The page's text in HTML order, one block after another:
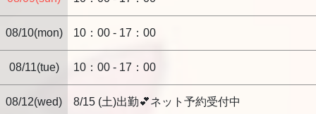
틀림없이 지금까지 중 가장 행복한 서비스와 좋은 스
태프를 만난 최고의 하루가 되었습니다.
꼭 다시 유이 씨에게 부탁드리고 싶으니 가까운 시일
2026/06/12
08/10(mon) 10：00 - 17：00
08/11(tue) 10：00 - 17：00
08/12(wed) 8/15 (土)出勤💕ネット予約受付中